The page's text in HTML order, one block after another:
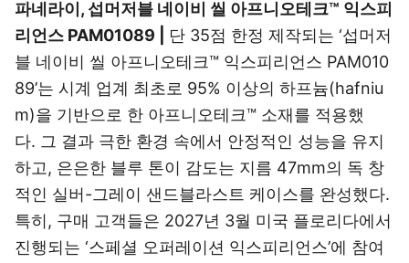
파네라이, 섭머저블 네이비 씰 아프니오테크™ 익스피
리언스 PAM01089 | 단 35점 한정 제작되는 ‘섭머저
블 네이비 씰 아프니오테크™ 익스피리언스 PAM010
89’는 시계 업계 최초로 95% 이상의 하프늄(hafniu
m)을 기반으로 한 아프니오테크™ 소재를 적용했
다. 그 결과 극한 환경 속에서 안정적인 성능을 유지
하고, 은은한 블루 톤이 감도는 지름 47mm의 독 창
적인 실버-그레이 샌드블라스트 케이스를 완성했다.
특히, 구매 고객들은 2027년 3월 미국 플로리다에서
진행되는 ‘스페셜 오퍼레이션 익스피리언스’에 참여